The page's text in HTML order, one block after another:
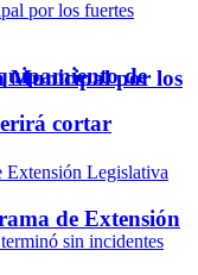
de
cortar
Municipal por los
de Extensión